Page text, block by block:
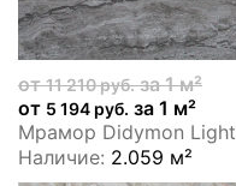
от11 210 руб.за 1 м²
от 5 194 руб. за 1 м²
Мрамор Didymon Light
Наличие: 2.059 м²